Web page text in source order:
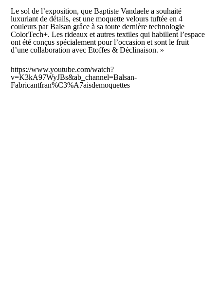
Le sol de l’exposition, que Baptiste Vandaele a souhaité
luxuriant de détails, est une moquette velours tuftée en 4
couleurs par Balsan grâce à sa toute dernière technologie
ColorTech+. Les rideaux et autres textiles qui habillent l’espace
ont été conçus spécialement pour l’occasion et sont le fruit
d’une collaboration avec Etoffes & Déclinaison. »
https://www.youtube.com/watch?
v=K3kA97WyJBs&ab_channel=Balsan-
Fabricantfran%C3%A7aisdemoquettes